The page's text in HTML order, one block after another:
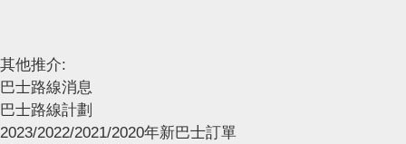
其他推介:
巴士路線消息
巴士路線計劃
2023/2022/2021/2020年新巴士訂單